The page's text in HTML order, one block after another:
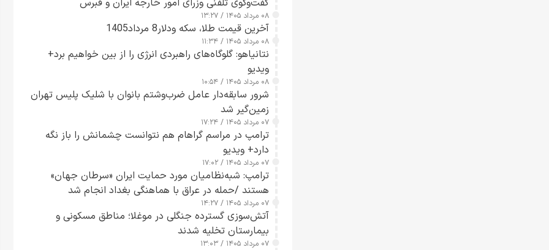
گفت‌وگوی تلفنی وزرای امور خارجه ایران و قبرس
۰۸ مرداد ۱۴۰۵ / ۱۳:۲۷
آخرین قیمت طلا، سکه ودلار8 مرداد1405
۰۸ مرداد ۱۴۰۵ / ۱۱:۳۴
نتانیاهو: گلوگاه‌های راهبردی انرژی را از بین خواهیم برد+
ویدیو
۰۸ مرداد ۱۴۰۵ / ۱۰:۵۴
شرور سابقه‌دار عامل ضرب‌وشتم بانوان با شلیک پلیس تهران
زمین‌گیر شد
۰۷ مرداد ۱۴۰۵ / ۱۷:۲۴
ترامپ در مراسم گراهام هم نتوانست چشمانش را باز نگه
دارد+ ویدیو
۰۷ مرداد ۱۴۰۵ / ۱۷:۰۲
ترامپ: شبه‌نظامیان مورد حمایت ایران «سرطان جهان»
هستند /حمله در عراق با هماهنگی بغداد انجام شد
۰۷ مرداد ۱۴۰۵ / ۱۴:۲۷
آتش‌سوزی گسترده جنگلی در موغلا؛ مناطق مسکونی و
بیمارستان تخلیه شدند
۰۷ مرداد ۱۴۰۵ / ۱۳:۰۳